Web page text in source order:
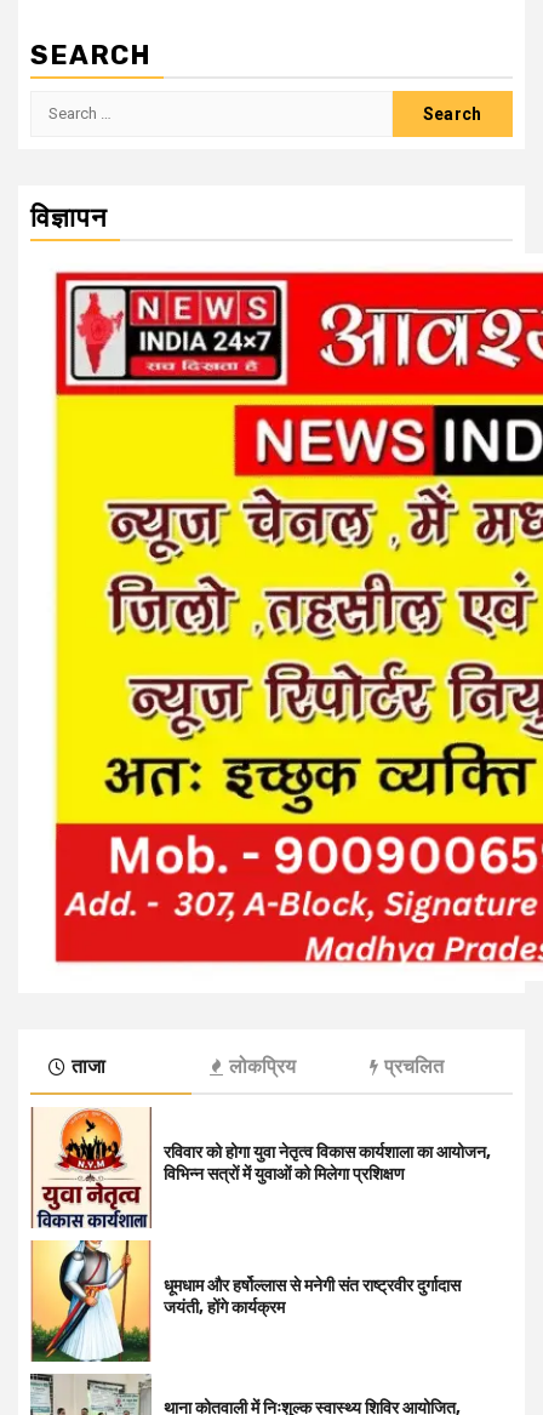
SEARCH
Search
विज्ञापन
ताजा लोकप्रिय प्रचलित
रविवार को होगा युवा नेतृत्व विकास कार्यशाला का आयोजन,
विभिन्न सत्रों में युवाओं को मिलेगा प्रशिक्षण
धूमधाम और हर्षोल्लास से मनेगी संत राष्ट्रवीर दुर्गादास
जयंती, होंगे कार्यक्रम
थाना कोतवाली में निःशुल्क स्वास्थ्य शिविर आयोजित,